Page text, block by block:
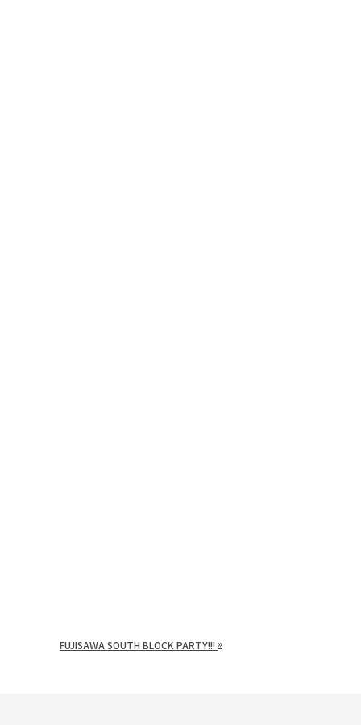
FUJISAWA SOUTH BLOCK PARTY!!! »